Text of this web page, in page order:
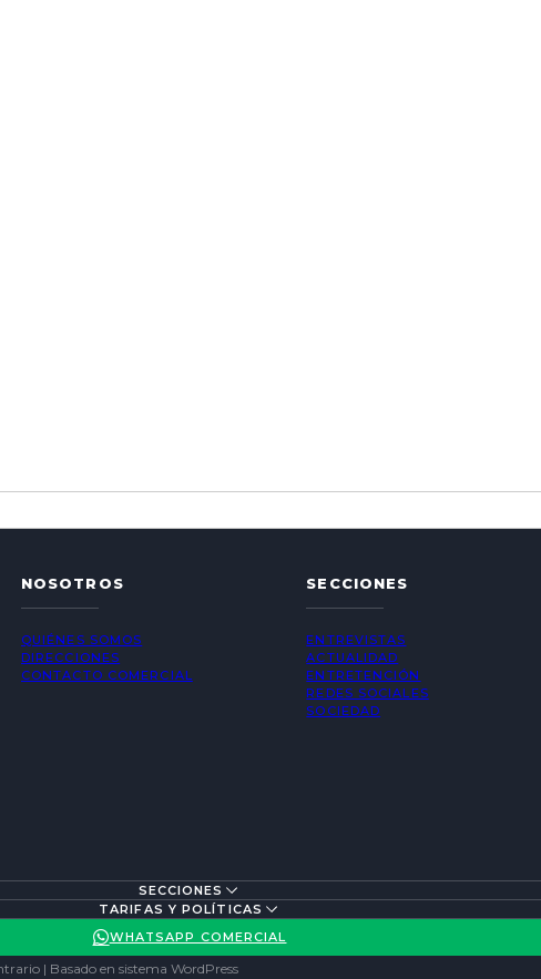
NOSOTROS
QUIÉNES SOMOS
DIRECCIONES
CONTACTO COMERCIAL
SECCIONES
ENTREVISTAS
ACTUALIDAD
ENTRETENCIÓN
REDES SOCIALES
SOCIEDAD
SECCIONES
TARIFAS Y POLÍTICAS
WHATSAPP COMERCIAL
| Basado en sistema WordPress